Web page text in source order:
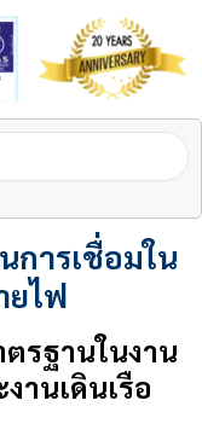
ารเชื่อมใน
ยไฟ
รฐานในงาน
านเดินเรือ